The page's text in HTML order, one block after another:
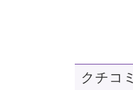
クチコミ